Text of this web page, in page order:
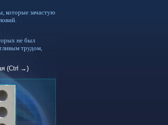
которые зачастую
не был
трудом,
(Ctrl →)